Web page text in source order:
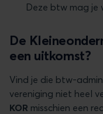
Deze btw mag je
De
een uitkomst?
Vind je die btw-
vereniging niet heel
KOR misschien een